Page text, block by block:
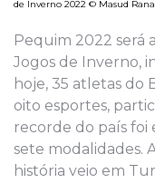
de Inverno 2022 © Masud
Pequim 2022 será
Jogos de Inverno,
hoje, 35 atletas do
oito esportes,
recorde do país foi
sete modalidades.
história veio em